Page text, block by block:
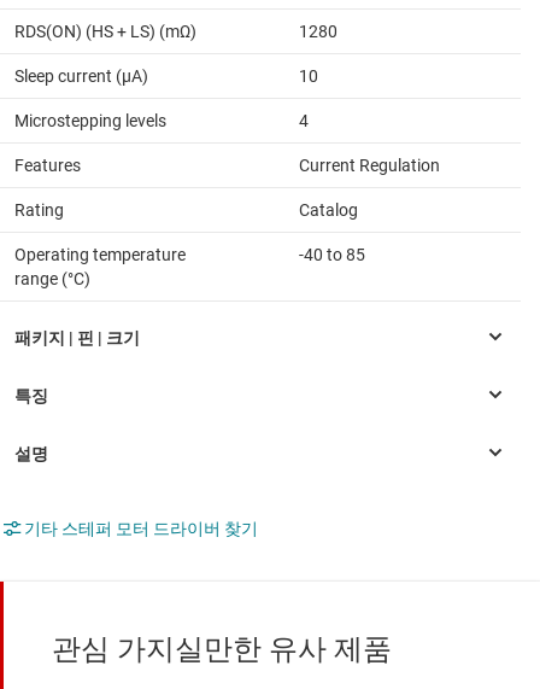
RDS(ON) (HS + LS) (mΩ) 1280
Sleep current (µA) 10
Microstepping levels 4
Features Current Regulation
Rating Catalog
Operating temperature
range (°C)
-40 to 85
기타 스테퍼 모터 드라이버 찾기
관심 가지실만한 유사 제품